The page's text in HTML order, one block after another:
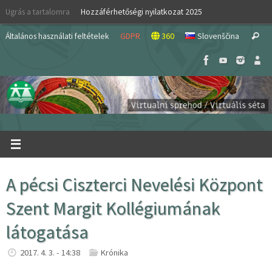
Skip
content
Ugrás a tartalomra Hozzáférhetőségi nyilatkozat 2025
Általános használati feltételek GDPR 360 Slovenščina Search
A pécsi Ciszterci Nevelési Központ
Szent Margit Kollégiumának
látogatása
2017. 4. 3. - 14:38 Krónika